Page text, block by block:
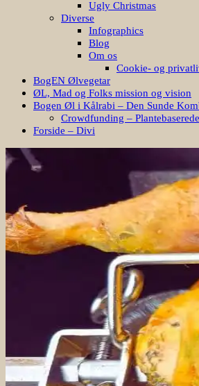
Ugly Christmas
Diverse
Infographics
Blog
Om os
Cookie- og
BogEN Ølvegetar
ØL, Mad og Folks mission og vision
Bogen Øl i Kålrabi – Den Sunde
Crowdfunding –
Forside – Divi